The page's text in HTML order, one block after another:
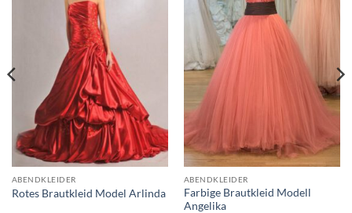
ABENDKLEIDER
Rotes Brautkleid Model Arlinda
ABENDKLEIDER
Farbige Brautkleid Modell
Angelika